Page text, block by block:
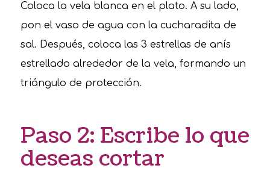
Coloca la vela blanca en el plato. A su lado,
pon el vaso de agua con la cucharadita de
sal. Después, coloca las 3 estrellas de anís
estrellado alrededor de la vela, formando un
triángulo de protección.
Paso 2: Escribe lo que
deseas cortar